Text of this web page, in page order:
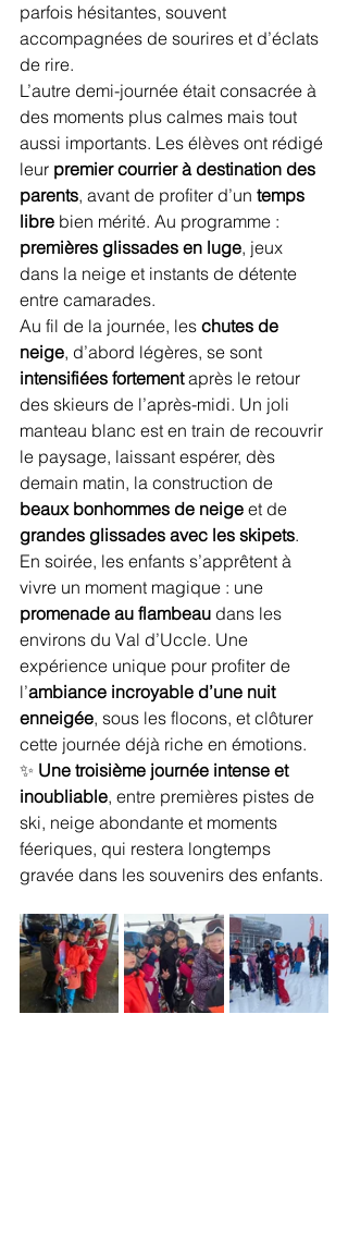
parfois hésitantes, souvent
accompagnées de sourires et d’éclats
de rire.
L’autre demi-journée était consacrée à
des moments plus calmes mais tout
aussi importants. Les élèves ont rédigé
leur premier courrier à destination des
parents, avant de profiter d’un temps
libre bien mérité. Au programme :
premières glissades en luge, jeux
dans la neige et instants de détente
entre camarades.
Au fil de la journée, les chutes de
neige, d’abord légères, se sont
intensifiées fortement après le retour
des skieurs de l’après-midi. Un joli
manteau blanc est en train de recouvrir
le paysage, laissant espérer, dès
demain matin, la construction de
beaux bonhommes de neige et de
grandes glissades avec les skipets.
En soirée, les enfants s’apprêtent à
vivre un moment magique : une
promenade au flambeau dans les
environs du Val d’Uccle. Une
expérience unique pour profiter de
l’ambiance incroyable d’une nuit
enneigée, sous les flocons, et clôturer
cette journée déjà riche en émotions.
✨ Une troisième journée intense et
inoubliable, entre premières pistes de
ski, neige abondante et moments
féeriques, qui restera longtemps
gravée dans les souvenirs des enfants.